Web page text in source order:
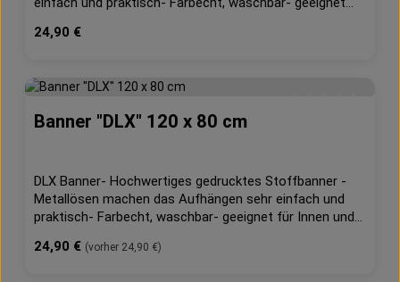
schwerentflammbar (DIN 4102, Teil 1)Maße: ca. 140cm
Regulärer Preis:
24,90 €
Banner "DLX" 120 x 80 cm
DLX Banner- Hochwertiges gedrucktes Stoffbanner -
Metallösen machen das Aufhängen sehr einfach und
praktisch- Farbecht, waschbar- geeignet für Innen und
(DIN 4102, Teil 1)Maße: ca. 120cm x 80cm
Regulärer Preis:
24,90 € (vorher 24,90 €)